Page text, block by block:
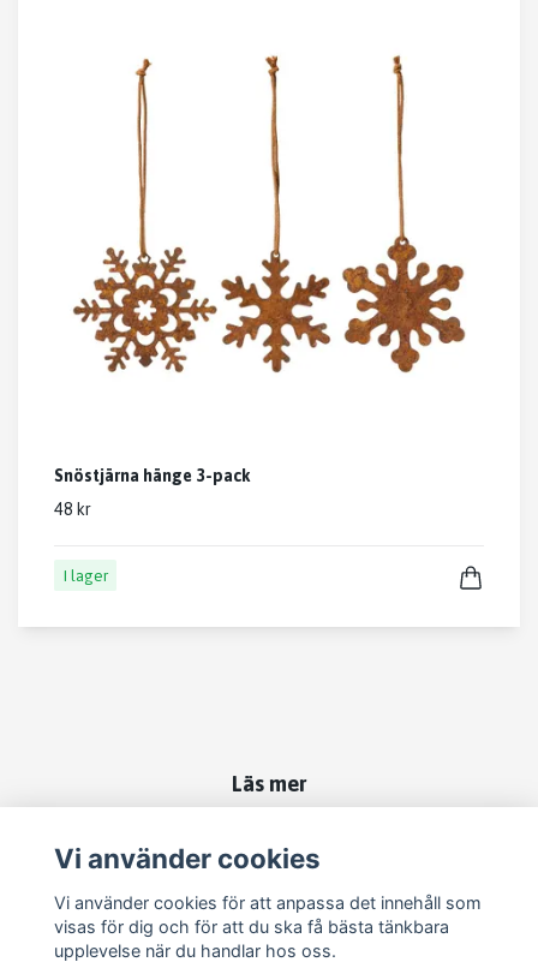
Snöstjärna hänge 3-pack
48 kr
I lager
Läs mer
Om oss
Köpvillkor
Tips och inspiration för trädgård & uteplats
Vi använder cookies
Vi använder cookies för att anpassa det innehåll som
visas för dig och för att du ska få bästa tänkbara
upplevelse när du handlar hos oss.